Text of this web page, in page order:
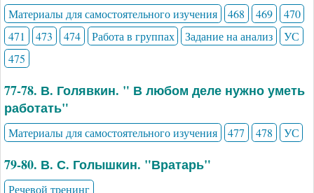
Материалы для самостоятельного изучения 468 469
470
471
473 474 Работа в группах Задание на анализ
УС
475
77-78. В. Голявкин. " В любом деле нужно уметь
работать"
Материалы для самостоятельного изучения 477 478 УС
79-80. В. С. Голышкин. "Вратарь"
Речевой тренинг